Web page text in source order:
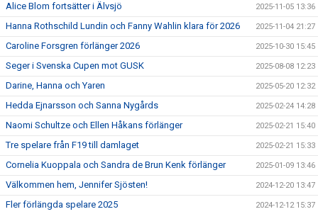
Alice Blom fortsätter i Älvsjö 2025-11-05 13:36
Hanna Rothschild Lundin och Fanny Wahlin klara för 2026 2025-11-04 21:27
Caroline Forsgren förlänger 2026 2025-10-30 15:45
Seger i Svenska Cupen mot GUSK 2025-08-08 12:23
Darine, Hanna och Yaren 2025-05-20 12:32
Hedda Ejnarsson och Sanna Nygårds 2025-02-24 14:28
Naomi Schultze och Ellen Håkans förlänger 2025-02-21 15:40
Tre spelare från F19 till damlaget 2025-02-21 15:33
Cornelia Kuoppala och Sandra de Brun Kenk förlänger 2025-01-09 13:46
Välkommen hem, Jennifer Sjösten! 2024-12-20 13:47
Fler förlängda spelare 2025 2024-12-12 15:37